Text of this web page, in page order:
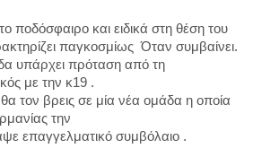
ποδόσφαιρο και ειδικά στη θέση του
παγκοσμίως  Όταν συμβαίνει.
υπάρχει πρόταση από τη
με την κ19 .
τον βρεις σε μία νέα ομάδα η οποία
την
επαγγελματικό συμβόλαιο .